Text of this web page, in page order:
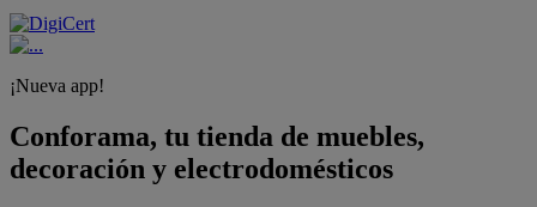
¡Nueva app!
Conforama, tu tienda de muebles,
decoración y electrodomésticos